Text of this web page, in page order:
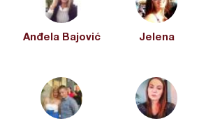
Anđela Bajović Jelena